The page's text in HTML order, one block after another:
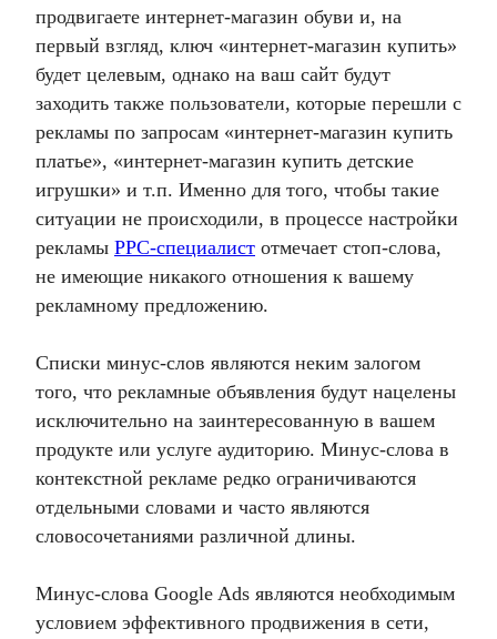
продвигаете интернет-магазин обуви и, на
первый взгляд, ключ «интернет-магазин купить»
будет целевым, однако на ваш сайт будут
заходить также пользователи, которые перешли с
рекламы по запросам «интернет-магазин купить
платье», «интернет-магазин купить детские
игрушки» и т.п. Именно для того, чтобы такие
ситуации не происходили, в процессе настройки
рекламы PPC-специалист отмечает стоп-слова,
не имеющие никакого отношения к вашему
рекламному предложению.
Списки минус-слов являются неким залогом
того, что рекламные объявления будут нацелены
исключительно на заинтересованную в вашем
продукте или услуге аудиторию. Минус-слова в
контекстной рекламе редко ограничиваются
отдельными словами и часто являются
словосочетаниями различной длины.
Минус-слова Google Ads являются необходимым
условием эффективного продвижения в сети,